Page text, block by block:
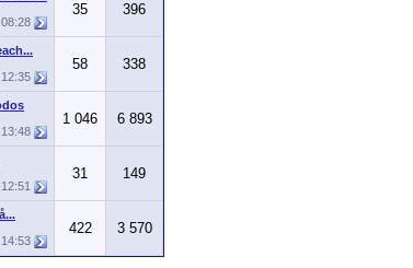
08:28
35 396
12:35
58 338
13:48
1 046 6 893
12:51
31 149
14:53
422 3 570